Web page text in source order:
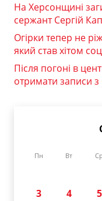
На Херсонщині
сержант Сергій
Огірки тепер не
який став хітом
Після погоні в
отримати записи з
Пн Вт Ср
3
4 5